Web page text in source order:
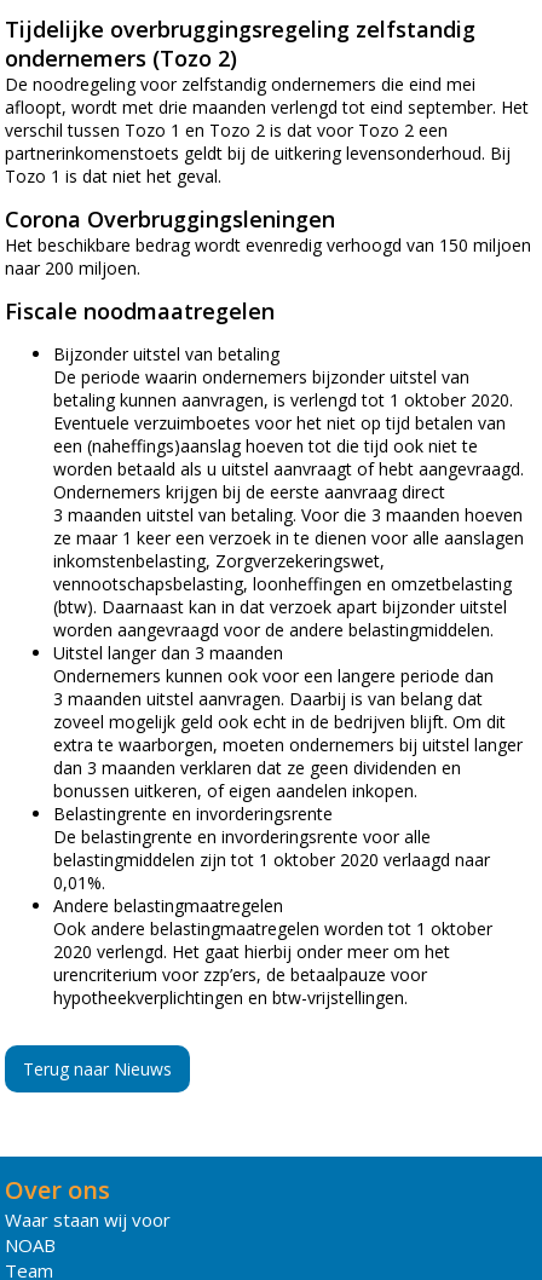
Tijdelijke overbruggingsregeling zelfstandig
ondernemers (Tozo 2)
De noodregeling voor zelfstandig ondernemers die eind mei
afloopt, wordt met drie maanden verlengd tot eind september. Het
verschil tussen Tozo 1 en Tozo 2 is dat voor Tozo 2 een
partnerinkomenstoets geldt bij de uitkering levensonderhoud. Bij
Tozo 1 is dat niet het geval.
Corona Overbruggingsleningen
Het beschikbare bedrag wordt evenredig verhoogd van 150 miljoen
naar 200 miljoen.
Fiscale noodmaatregelen
Bijzonder uitstel van betaling
De periode waarin ondernemers bijzonder uitstel van
betaling kunnen aanvragen, is verlengd tot 1 oktober 2020.
Eventuele verzuimboetes voor het niet op tijd betalen van
een (naheffings)aanslag hoeven tot die tijd ook niet te
worden betaald als u uitstel aanvraagt of hebt aangevraagd.
Ondernemers krijgen bij de eerste aanvraag direct
3 maanden uitstel van betaling. Voor die 3 maanden hoeven
ze maar 1 keer een verzoek in te dienen voor alle aanslagen
inkomstenbelasting, Zorgverzekeringswet,
vennootschapsbelasting, loonheffingen en omzetbelasting
(btw). Daarnaast kan in dat verzoek apart bijzonder uitstel
worden aangevraagd voor de andere belastingmiddelen.
Uitstel langer dan 3 maanden
Ondernemers kunnen ook voor een langere periode dan
3 maanden uitstel aanvragen. Daarbij is van belang dat
zoveel mogelijk geld ook echt in de bedrijven blijft. Om dit
extra te waarborgen, moeten ondernemers bij uitstel langer
dan 3 maanden verklaren dat ze geen dividenden en
bonussen uitkeren, of eigen aandelen inkopen.
Belastingrente en invorderingsrente
De belastingrente en invorderingsrente voor alle
belastingmiddelen zijn tot 1 oktober 2020 verlaagd naar
0,01%.
Andere belastingmaatregelen
Ook andere belastingmaatregelen worden tot 1 oktober
2020 verlengd. Het gaat hierbij onder meer om het
urencriterium voor zzp’ers, de betaalpauze voor
hypotheekverplichtingen en btw-vrijstellingen.
Terug naar Nieuws
Over ons
Waar staan wij voor
NOAB
Team